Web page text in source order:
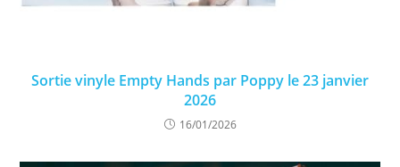
Sortie vinyle Empty Hands par Poppy le 23 janvier
2026
16/01/2026